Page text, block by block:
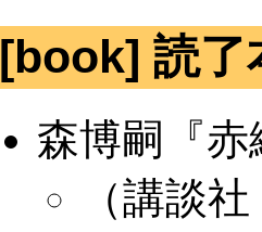
[book] 読
森博嗣『赤
（講談